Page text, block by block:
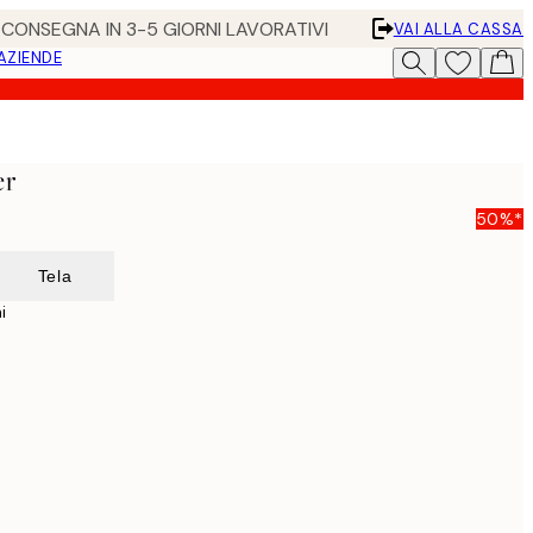
IN 3-5 GIORNI LAVORATIVI
VAI ALLA CASSA
50%*
Tela